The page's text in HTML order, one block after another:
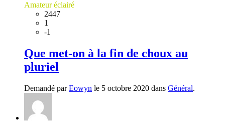
Amateur éclairé
2447
1
-1
Que met-on à la fin de choux au
pluriel
Demandé parEowyn le 5 octobre 2020 dans Général.